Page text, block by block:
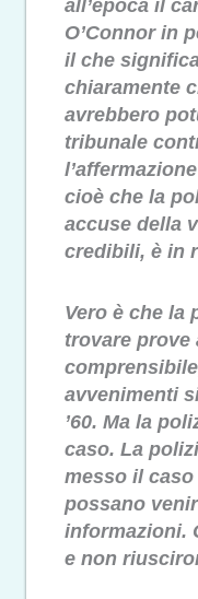
all’epoca il
O’Connor in
il che
chiaramente
avrebbero
tribunale
cioè che la
accuse della
credibili, è in
Vero è che la
trovare prove
avvenimenti
’60. Ma la
caso. La
messo il
possano
informazioni.
e non